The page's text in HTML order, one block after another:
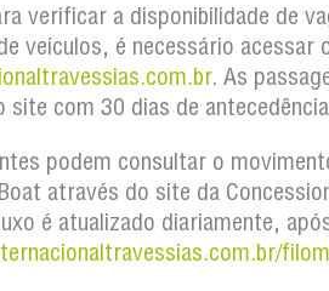
verificar a disponibilidade de
veículos, é necessário acessar
. As
site com 30 dias de
podem consultar o
através do site da
é atualizado diariamente,